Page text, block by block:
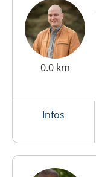
0.0 km
Infos